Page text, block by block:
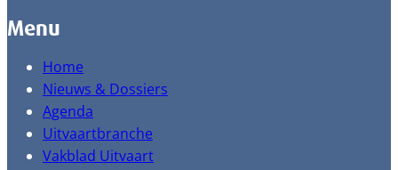
Menu
Home
Nieuws & Dossiers
Agenda
Uitvaartbranche
Vakblad Uitvaart